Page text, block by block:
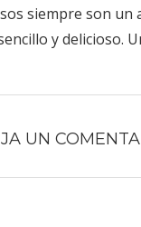
siempre son un
y delicioso.
UN